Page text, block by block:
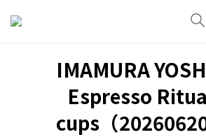
IMAMURA
Espresso
cups（